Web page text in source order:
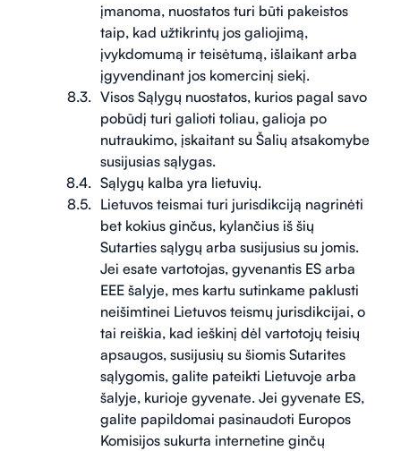
įmanoma, nuostatos turi būti pakeistos
taip, kad užtikrintų jos galiojimą,
įvykdomumą ir teisėtumą, išlaikant arba
įgyvendinant jos komercinį siekį.
Visos Sąlygų nuostatos, kurios pagal savo
pobūdį turi galioti toliau, galioja po
nutraukimo, įskaitant su Šalių atsakomybe
susijusias sąlygas.
Sąlygų kalba yra lietuvių.
Lietuvos teismai turi jurisdikciją nagrinėti
bet kokius ginčus, kylančius iš šių
Sutarties sąlygų arba susijusius su jomis.
Jei esate vartotojas, gyvenantis ES arba
EEE šalyje, mes kartu sutinkame paklusti
neišimtinei Lietuvos teismų jurisdikcijai, o
tai reiškia, kad ieškinį dėl vartotojų teisių
apsaugos, susijusių su šiomis Sutarites
sąlygomis, galite pateikti Lietuvoje arba
šalyje, kurioje gyvenate. Jei gyvenate ES,
galite papildomai pasinaudoti Europos
Komisijos sukurta internetine ginčų